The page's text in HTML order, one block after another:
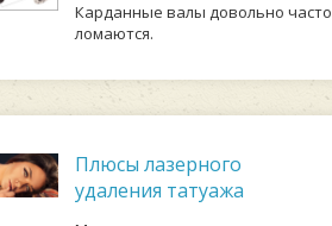
Карданные валы довольно часто
ломаются.
Плюсы лазерного
удаления татуажа